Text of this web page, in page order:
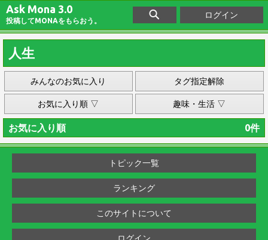
Ask Mona 3.0
投稿してMONAをもらおう。
ログイン
人生
みんなのお気に入り タグ指定解除
お気に入り順 ▽ 趣味・生活 ▽
お気に入り順 0件
トピック一覧
ランキング
このサイトについて